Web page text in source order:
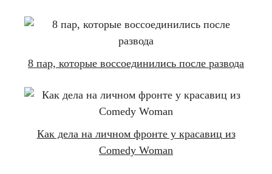
8 пар, которые воссоединились после развода
Как дела на личном фронте у красавиц из
Comedy Woman